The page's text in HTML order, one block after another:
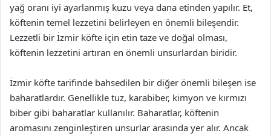
yağ oranı iyi ayarlanmış kuzu veya dana etinden yapılır. Et,
köftenin temel lezzetini belirleyen en önemli bileşendir.
Lezzetli bir İzmir köfte için etin taze ve doğal olması,
köftenin lezzetini artıran en önemli unsurlardan biridir.
İzmir köfte tarifinde bahsedilen bir diğer önemli bileşen ise
baharatlardır. Genellikle tuz, karabiber, kimyon ve kırmızı
biber gibi baharatlar kullanılır. Baharatlar, köftenin
aromasını zenginleştiren unsurlar arasında yer alır. Ancak